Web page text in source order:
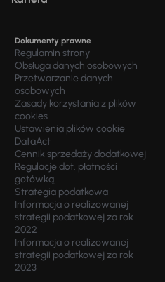
Dokumenty prawne
Regulamin strony
Obsługa danych osobowych
Przetwarzanie danych
osobowych
Zasady korzystania z plików
cookies
Ustawienia plików cookie
DataAct
Cennik sprzedaży dodatkowej
Regulacje dot. płatności
gotówką
Strategia podatkowa
Informacja o realizowanej
strategii podatkowej za rok
2022
Informacja o realizowanej
strategii podatkowej za rok
2023